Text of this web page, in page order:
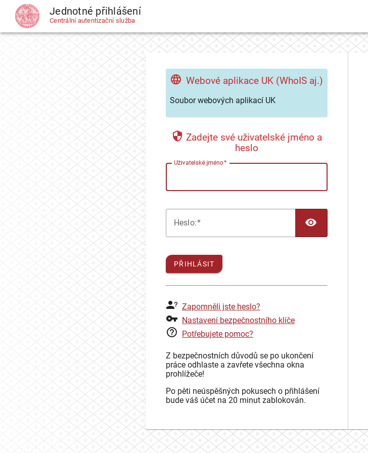
CAS Jednotné přihlášení
Centrální autentizační služba
Webové aplikace UK (WhoIS aj.)
Soubor webových aplikací UK
Zadejte své uživatelské jméno a
heslo
Uživatelské jméno
Heslo:
PŘIHLÁSIT
Zapomněli jste heslo?
Nastavení bezpečnostního klíče
Potřebujete pomoc?
Z bezpečnostních důvodů se po ukončení
práce odhlaste a zavřete všechna okna
prohlížeče!
Po pěti neúspěšných pokusech o přihlášení
bude váš účet na 20 minut zablokován.